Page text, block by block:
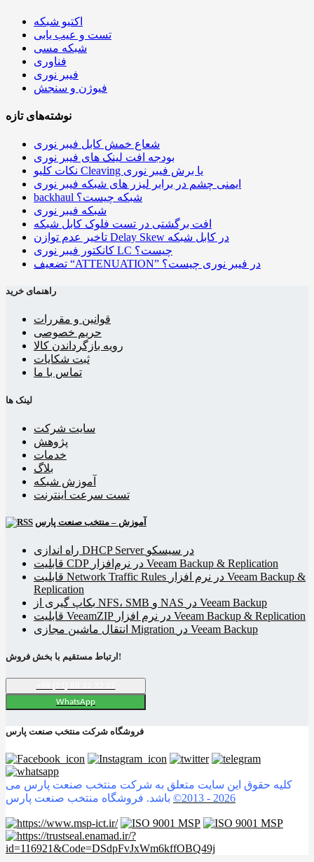
اکتیو شبکه
تست و عیب یابی
شبکه مسی
فناوری
فیبر نوری
فیوژن و سنجش
نوشته‌های تازه
شعاع خمش کابل فیبر نوری
بودجه افت لینک های فیبر نوری
نکات کلیو Cleaving یا برش فیبر نوری
ایمنی چشم در برابر لیزر های شبکه فیبر نوری
backhaul شبکه چیست؟
شبکه فیبر نوری
افت برگشتی در تست فلوک کابل شبکه
تاخیر عدم توازن Delay Skew در کابل شبکه
کانکتور فیبر نوری LC چیست؟
تضعیف “ATTENUATION” در فیبر نوری چیست؟
راهنمای خرید
قوانین و مقررات
حریم خصوصی
رویه بازگرداندن کالا
ثبت شکایات
تماس با ما
لینک ها
سایت شرکت
پژوهش
خدمات
بلاگ
آموزش شبکه
تست سرعت اینترنت
آموزش – منتخب صنعت پارس
راه اندازی DHCP Server در سیسکو
قابلیت CDP در نرم‌افزار Veeam Backup & Replication
قابلیت Network Traffic Rules در نرم افزار Veeam Backup &
Replication
بکاپ گیری از NFS، SMB و NAS در Veeam Backup
قابلیت VeeamZIP در نرم افزار Veeam Backup & Replication
انتقال ماشین مجازی Migration در Veeam Backup
ارتباط مستقیم با بخش فروش!
WhatsApp
فروشگاه شرکت منتخب صنعت پارس
کلیه حقوق این سایت متعلق به شرکت منتخب صنعت پارس می
©2013 - 2026